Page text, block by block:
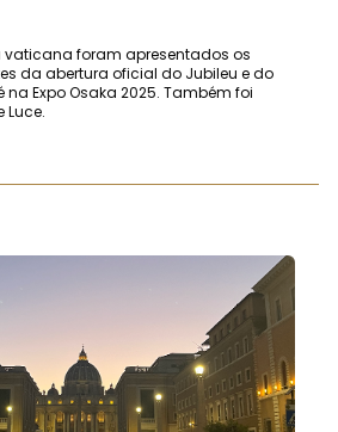
vaticana foram apresentados os
da abertura oficial do Jubileu e do
Expo Osaka 2025. Também foi